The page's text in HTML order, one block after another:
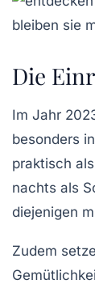
Die
Im Jahr
besonders
praktisch
nachts als
diejenigen
Zudem